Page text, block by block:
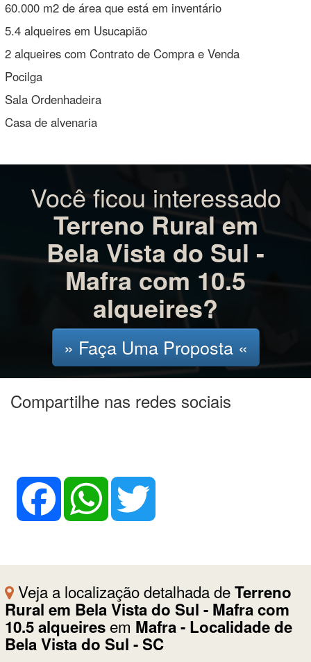
5.4 alqueires em Usucapião
2 alqueires com Contrato de Compra e Venda
Pocilga
Sala Ordenhadeira
Casa de alvenaria
Você ficou interessado
Terreno Rural em
Bela Vista do Sul -
Mafra com 10.5
alqueires?
» Faça Uma Proposta «
Compartilhe nas redes sociais
Veja a localização detalhada deTerreno
Rural em Bela Vista do Sul - Mafra com
10.5 alqueiresemMafra - Localidade de
Bela Vista do Sul - SC